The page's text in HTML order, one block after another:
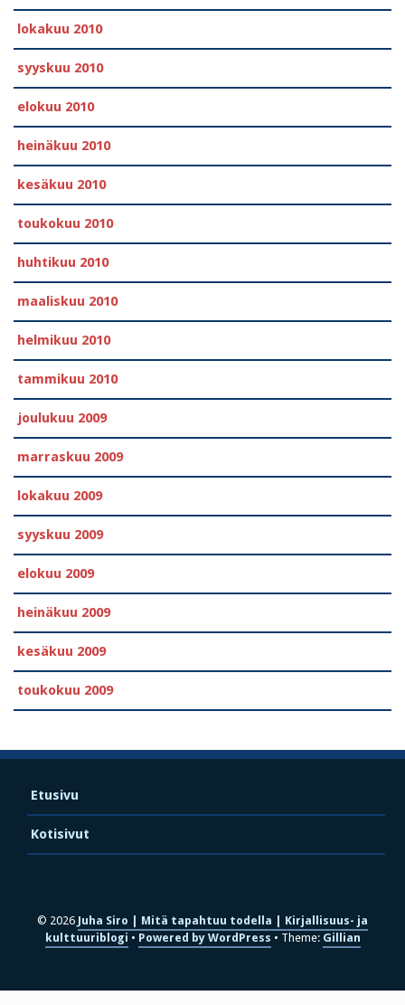
lokakuu 2010
syyskuu 2010
elokuu 2010
heinäkuu 2010
kesäkuu 2010
toukokuu 2010
huhtikuu 2010
maaliskuu 2010
helmikuu 2010
tammikuu 2010
joulukuu 2009
marraskuu 2009
lokakuu 2009
syyskuu 2009
elokuu 2009
heinäkuu 2009
kesäkuu 2009
toukokuu 2009
Etusivu
Kotisivut
© 2026 Juha Siro | Mitä tapahtuu todella | Kirjallisuus- ja
kulttuuriblogi
Powered by WordPress Theme: Gillian